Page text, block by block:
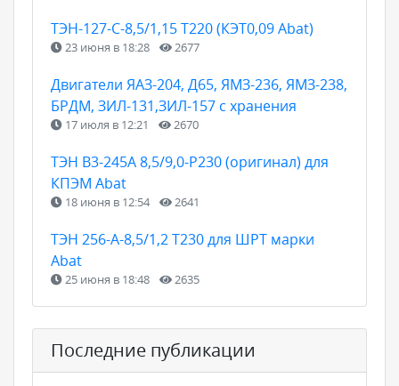
ТЭН-127-С-8,5/1,15 Т220 (КЭТ0,09 Abat)
23 июня в 18:28 2677
Двигатели ЯАЗ-204, Д65, ЯМЗ-236, ЯМЗ-238,
БРДМ, ЗИЛ-131,ЗИЛ-157 с хранения
17 июля в 12:21 2670
ТЭН B3-245A 8,5/9,0-P230 (оригинал) для
КПЭМ Abat
18 июня в 12:54 2641
ТЭН 256-А-8,5/1,2 Т230 для ШРТ марки
Abat
25 июня в 18:48 2635
Последние публикации